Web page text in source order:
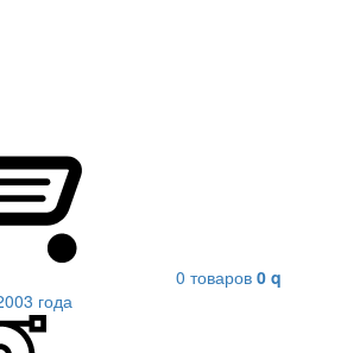
0 товаров 0 q
года